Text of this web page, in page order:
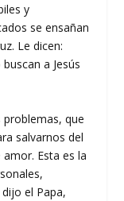
y
se ensañan
Le dicen:
buscan a Jesús
que
salvarnos del
Esta es la
el Papa,